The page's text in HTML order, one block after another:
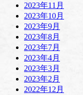
2023年11月
2023年10月
2023年9月
2023年8月
2023年7月
2023年4月
2023年3月
2023年2月
2022年12月